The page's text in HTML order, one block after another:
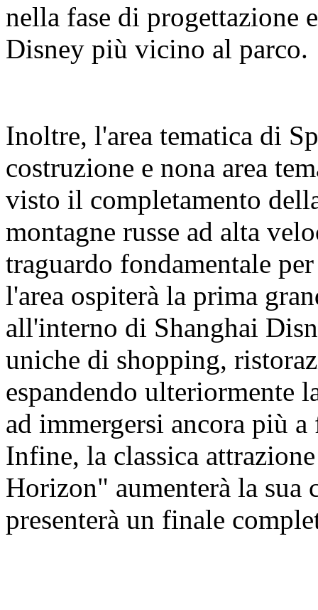
nella fase di progettazione
Disney più vicino al parco.
Inoltre, l'area tematica di
costruzione e nona area
visto il completamento
montagne russe ad alta
traguardo fondamentale
l'area ospiterà la prima
all'interno di Shanghai
uniche di shopping,
espandendo ulteriormente
ad immergersi ancora più
Infine, la classica
Horizon" aumenterà la sua
presenterà un finale